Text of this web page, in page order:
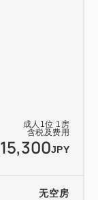
成人 1位 1 房
含税及费用
15,300JPY
无空房